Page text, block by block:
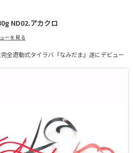
ND02.アカクロ
ーを見る
全遊動式タイラバ『なみだま』遂にデビュー